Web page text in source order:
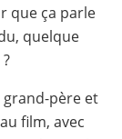
que ça parle
quelque
grand-père et
film, avec